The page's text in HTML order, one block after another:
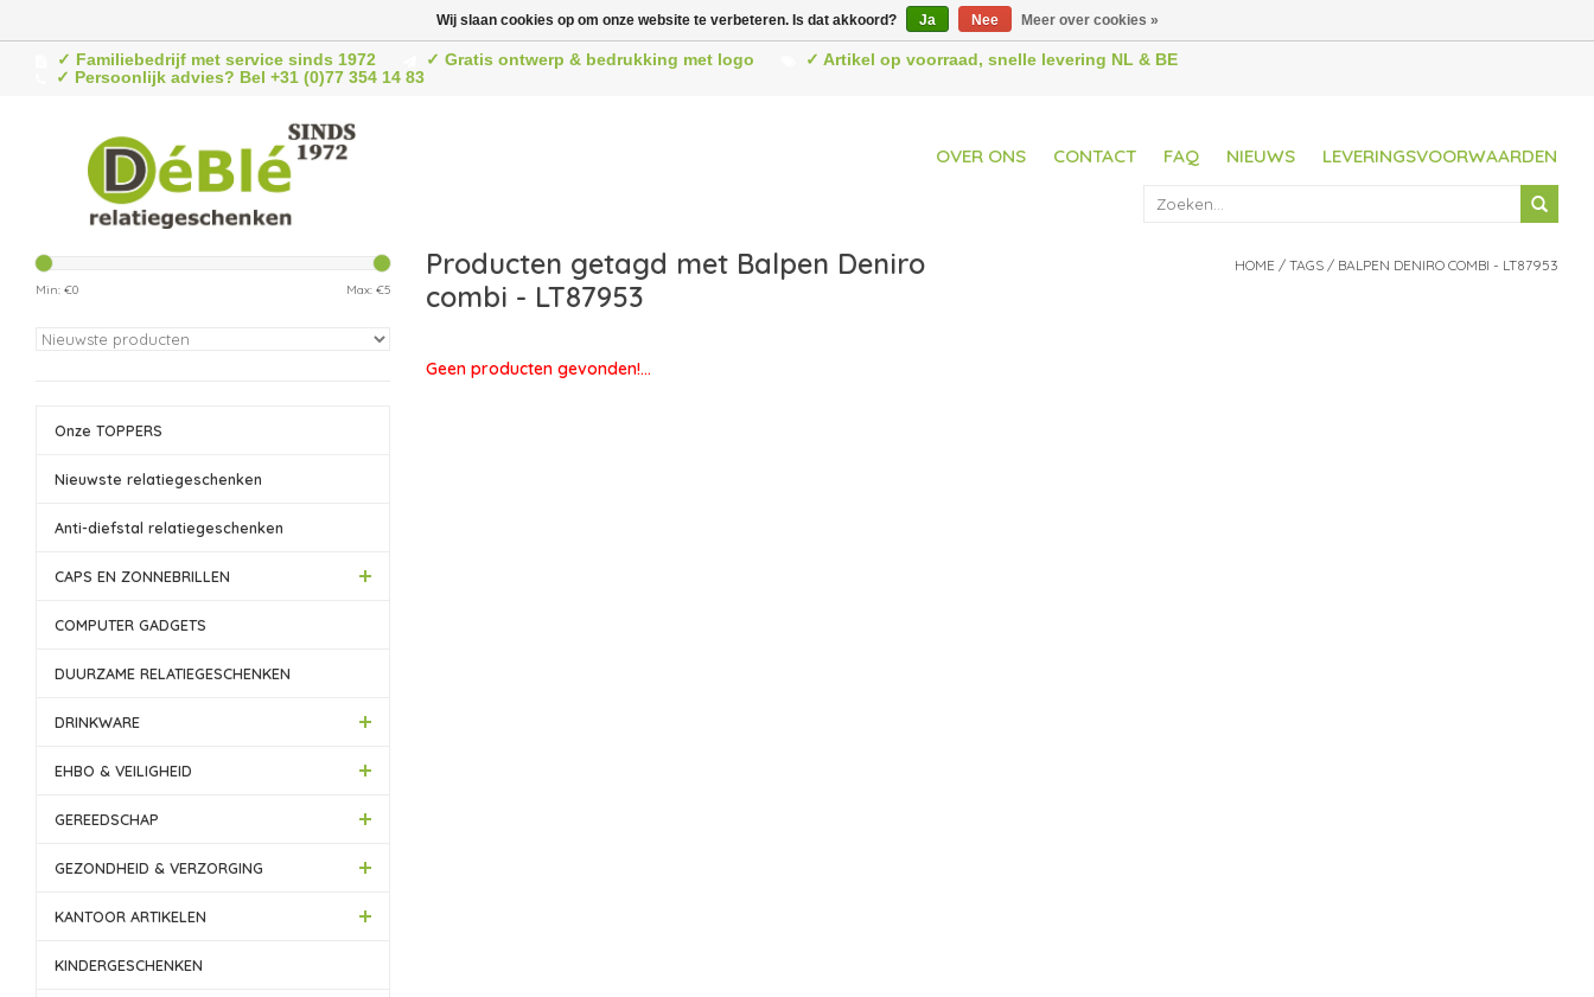
✓ Familiebedrijf met service sinds 1972 ✓ Gratis ontwerp & bedrukking met logo
✓ Artikel op voorraad, snelle levering NL & BE
✓ Persoonlijk advies? Bel +31 (0)77 354 14 83
OVER ONS CONTACT FAQ NIEUWS LEVERINGSVOORWAARDEN
Min: €0 Max: €5
Onze TOPPERS
Nieuwste relatiegeschenken
Anti-diefstal relatiegeschenken
CAPS EN ZONNEBRILLEN
COMPUTER GADGETS
DUURZAME RELATIEGESCHENKEN
DRINKWARE
EHBO & VEILIGHEID
GEREEDSCHAP
GEZONDHEID & VERZORGING
KANTOOR ARTIKELEN
KINDERGESCHENKEN
Producten getagd met Balpen Deniro
combi - LT87953
HOME / TAGS / BALPEN DENIRO COMBI - LT87953
Geen producten gevonden!...
Wij slaan cookies op om onze website te verbeteren. Is dat akkoord? Ja Nee Meer over cookies »